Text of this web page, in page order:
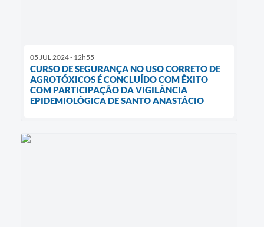
05 JUL 2024 - 12h55
CURSO DE SEGURANÇA NO USO CORRETO DE
AGROTÓXICOS É CONCLUÍDO COM ÊXITO
COM PARTICIPAÇÃO DA VIGILÂNCIA
EPIDEMIOLÓGICA DE SANTO ANASTÁCIO